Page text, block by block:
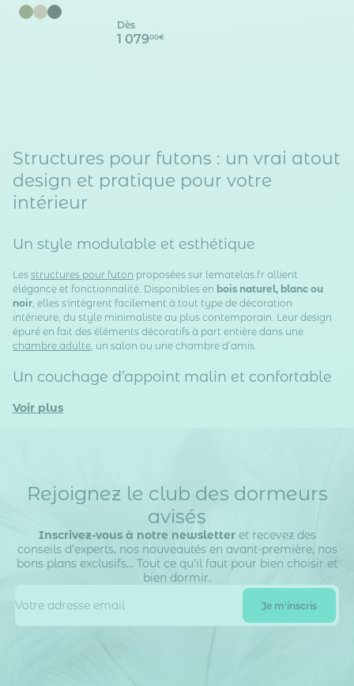
Dès
1 07900€
Structures pour futons : un vrai atout
design et pratique pour votre
intérieur
Un style modulable et esthétique
Les structures pour futon proposées sur lematelas.fr allient
élégance et fonctionnalité. Disponibles en bois naturel, blanc ou
noir, elles s'intègrent facilement à tout type de décoration
intérieure, du style minimaliste au plus contemporain. Leur design
épuré en fait des éléments décoratifs à part entière dans une
chambre adulte, un salon ou une chambre d’amis.
Un couchage d’appoint malin et confortable
Voir plus
Rejoignez le club des dormeurs
avisés
Inscrivez-vous à notre newsletteret recevez des
conseils d’experts, nos nouveautés en avant-première, nos
bons plans exclusifs… Tout ce qu’il faut pour bien choisir et
bien dormir.